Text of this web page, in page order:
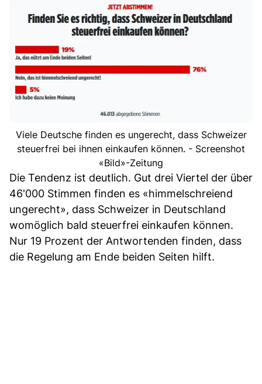
Viele Deutsche finden es ungerecht, dass Schweizer
steuerfrei bei ihnen einkaufen können. - Screenshot
«Bild»-Zeitung
Die Tendenz ist deutlich. Gut drei Viertel der über
46'000 Stimmen finden es «himmelschreiend
ungerecht», dass Schweizer in Deutschland
womöglich bald steuerfrei einkaufen können.
Nur 19 Prozent der Antwortenden finden, dass
die Regelung am Ende beiden Seiten hilft.